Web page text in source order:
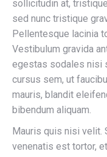
sollicitudin at,
sed nunc tristique
Pellentesque lacinia
Vestibulum gravida
egestas sodales nisi
cursus sem, ut
mauris, blandit
bibendum aliquam.
Mauris quis nisi velit.
venenatis est tortor,